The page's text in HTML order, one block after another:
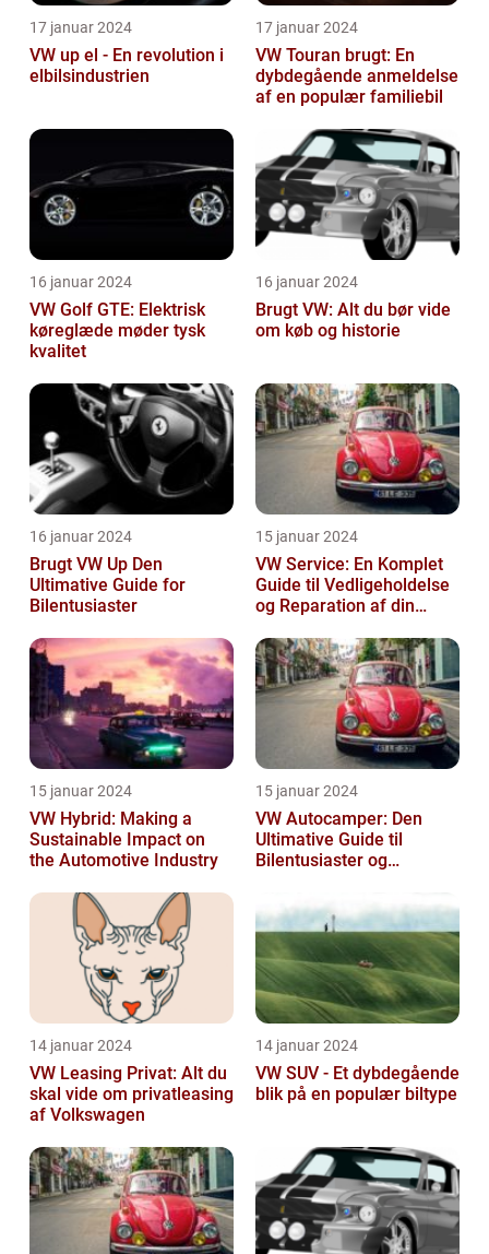
17 januar 2024
VW up el - En revolution i
elbilsindustrien
17 januar 2024
VW Touran brugt: En
dybdegående anmeldelse
af en populær familiebil
16 januar 2024
VW Golf GTE: Elektrisk
køreglæde møder tysk
kvalitet
16 januar 2024
Brugt VW: Alt du bør vide
om køb og historie
16 januar 2024
Brugt VW Up Den
Ultimative Guide for
Bilentusiaster
15 januar 2024
VW Service: En Komplet
Guide til Vedligeholdelse
og Reparation af din
15 januar 2024
VW Hybrid: Making a
Sustainable Impact on
the Automotive Industry
15 januar 2024
VW Autocamper: Den
Ultimative Guide til
Bilentusiaster og
14 januar 2024
VW Leasing Privat: Alt du
skal vide om privatleasing
af Volkswagen
14 januar 2024
VW SUV - Et dybdegående
blik på en populær biltype